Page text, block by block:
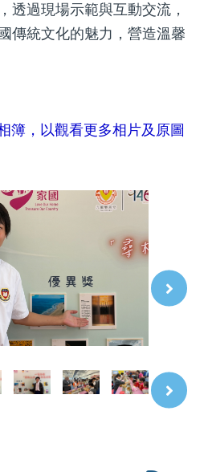
透過現場示範與互動交流，
傳統文化的魅力，營造溫馨
簿，以觀看更多相片及原圖